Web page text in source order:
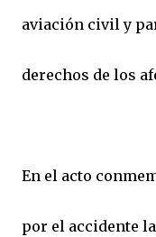
aviación civil y
derechos de los
En el acto
por el accidente